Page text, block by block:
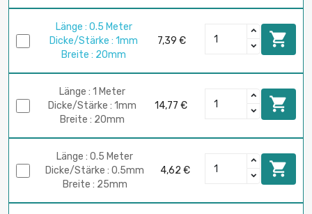
Länge : 0.5 Meter
Dicke/Stärke : 1mm
Breite : 20mm
7,39 € 
Länge : 1 Meter
Dicke/Stärke : 1mm
Breite : 20mm
14,77 € 
Länge : 0.5 Meter
Dicke/Stärke : 0.5mm
Breite : 25mm
4,62 € 